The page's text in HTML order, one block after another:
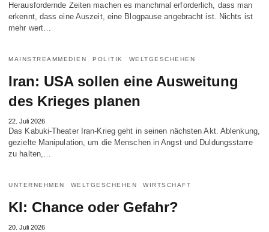
Herausfordernde Zeiten machen es manchmal erforderlich, dass man
erkennt, dass eine Auszeit, eine Blogpause angebracht ist. Nichts ist
mehr wert…
MAINSTREAMMEDIEN POLITIK WELTGESCHEHEN
Iran: USA sollen eine Ausweitung
des Krieges planen
22. Juli 2026
Das Kabuki-Theater Iran-Krieg geht in seinen nächsten Akt. Ablenkung,
gezielte Manipulation, um die Menschen in Angst und Duldungsstarre
zu halten,…
UNTERNEHMEN WELTGESCHEHEN WIRTSCHAFT
KI: Chance oder Gefahr?
20. Juli 2026